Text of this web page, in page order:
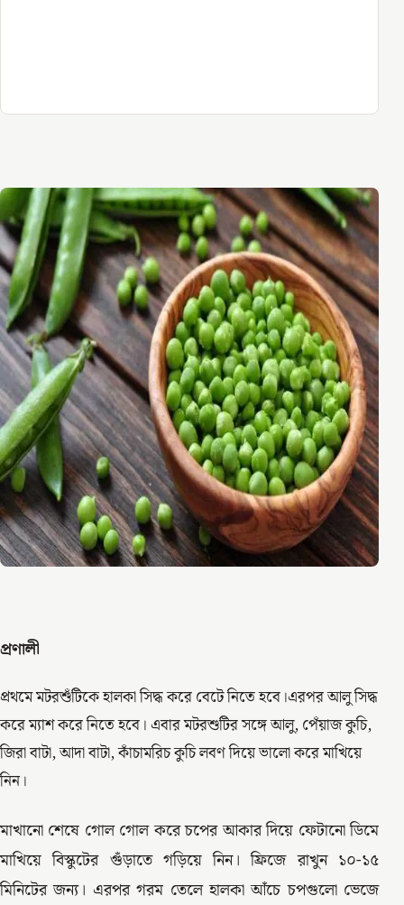
প্রণালী
প্রথমে মটরশুঁটিকে হালকা সিদ্ধ করে বেটে নিতে হবে।এরপর আলু সিদ্ধ
করে ম্যাশ করে নিতে হবে। এবার মটরশুটির সঙ্গে আলু, পেঁয়াজ কুচি,
জিরা বাটা, আদা বাটা, কাঁচামরিচ কুচি লবণ দিয়ে ভালো করে মাখিয়ে
নিন।
মাখানো শেষে গোল গোল করে চপের আকার দিয়ে ফেটানো ডিমে
মাখিয়ে বিস্কুটের গুঁড়াতে গড়িয়ে নিন। ফ্রিজে রাখুন ১০-১৫
মিনিটের জন্য। এরপর গরম তেলে হালকা আঁচে চপগুলো ভেজে